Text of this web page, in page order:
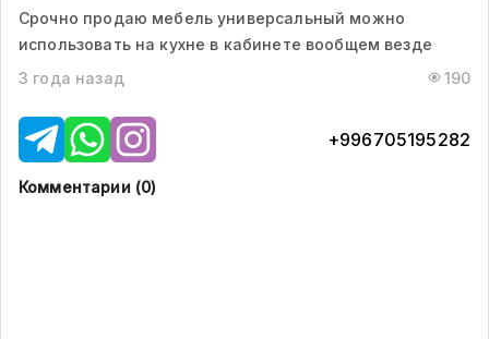
Срочно продаю мебель универсальный можно
использовать на кухне в кабинете вообщем везде
3 года назад
190
+996705195282
Комментарии (0)